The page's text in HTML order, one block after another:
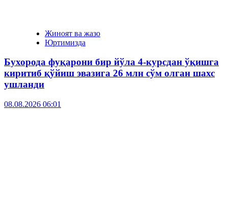
Жиноят ва жазо
Юртимизда
Бухорода фуқарони бир йўла 4-курсдан ўқишга
киритиб қўйиш эвазига 26 млн сўм олган шахс
ушланди
08.08.2026 06:01